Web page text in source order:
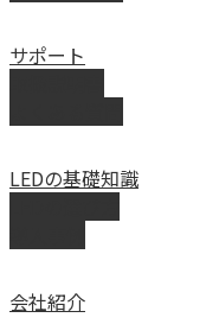
サポート
LEDの基礎知識
会社紹介